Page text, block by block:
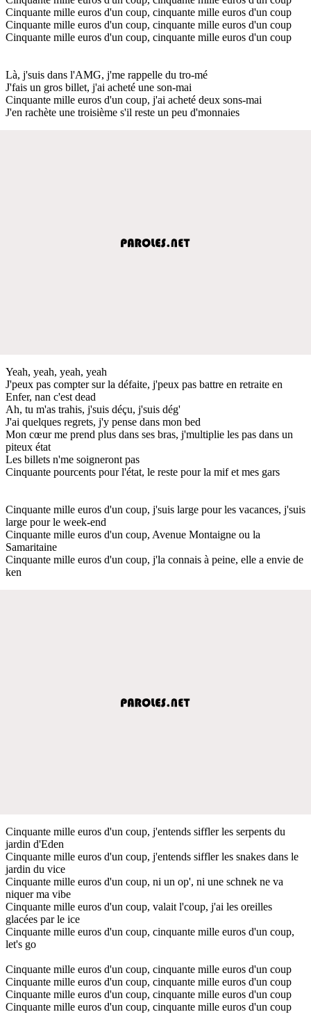
Cinquante mille euros d'un coup, cinquante mille euros d'un coup
Cinquante mille euros d'un coup, cinquante mille euros d'un coup
Cinquante mille euros d'un coup, cinquante mille euros d'un coup
Là, j'suis dans l'AMG, j'me rappelle du tro-mé
J'fais un gros billet, j'ai acheté une son-mai
Cinquante mille euros d'un coup, j'ai acheté deux sons-mai
J'en rachète une troisième s'il reste un peu d'monnaies
Yeah, yeah, yeah, yeah
J'peux pas compter sur la défaite, j'peux pas battre en retraite en
Enfer, nan c'est dead
Ah, tu m'as trahis, j'suis déçu, j'suis dég'
J'ai quelques regrets, j'y pense dans mon bed
Mon cœur me prend plus dans ses bras, j'multiplie les pas dans un
piteux état
Les billets n'me soigneront pas
Cinquante pourcents pour l'état, le reste pour la mif et mes gars
Cinquante mille euros d'un coup, j'suis large pour les vacances, j'suis
large pour le week-end
Cinquante mille euros d'un coup, Avenue Montaigne ou la
Samaritaine
Cinquante mille euros d'un coup, j'la connais à peine, elle a envie de
ken
Cinquante mille euros d'un coup, j'entends siffler les serpents du
jardin d'Eden
Cinquante mille euros d'un coup, j'entends siffler les snakes dans le
jardin du vice
Cinquante mille euros d'un coup, ni un op', ni une schnek ne va
niquer ma vibe
Cinquante mille euros d'un coup, valait l'coup, j'ai les oreilles
glacées par le ice
Cinquante mille euros d'un coup, cinquante mille euros d'un coup,
let's go
Cinquante mille euros d'un coup, cinquante mille euros d'un coup
Cinquante mille euros d'un coup, cinquante mille euros d'un coup
Cinquante mille euros d'un coup, cinquante mille euros d'un coup
Cinquante mille euros d'un coup, cinquante mille euros d'un coup